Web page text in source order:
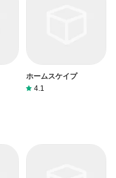
ホームスケイプ
4.1